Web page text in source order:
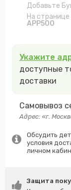
Добавьте
На
APP500
Укажите
доступные
доставки
Самовывоз
Адрес: «г.
Обсудить детали букета с флористом, наличие цветов и
условия
личном
Защита